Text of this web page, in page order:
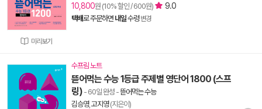
미리보기
10,800원 (10% 할인 / 600원) 9.0
택배로 주문하면 내일수령 변경
수프림 노트
뜯어먹는 수능 1등급 주제별 영단어 1800 (스프
링) - 60일 완성 -뜯어먹는 수능
김승영, 고지영(지은이)